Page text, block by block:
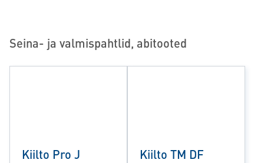
Seina- ja valmispahtlid, abitooted
Kiilto Pro J Kiilto TM DF